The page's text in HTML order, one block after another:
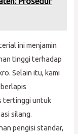
ini menjamin
tinggi terhadap
Selain itu, kami
tertinggi untuk
silang.
pengisi standar,